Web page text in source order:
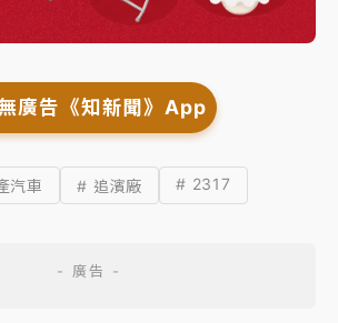
廣告《知新聞》App
汽車 # 追濱廠 # 2317